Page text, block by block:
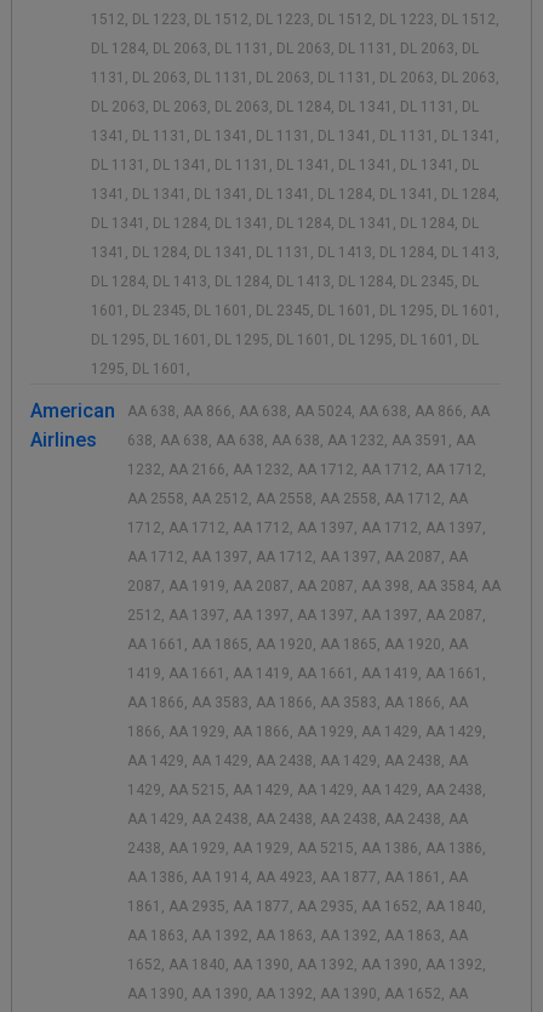
1512, DL 1223, DL 1512, DL 1223, DL 1512, DL 1223, DL 1512,
DL 1284, DL 2063, DL 1131, DL 2063, DL 1131, DL 2063, DL
1131, DL 2063, DL 1131, DL 2063, DL 1131, DL 2063, DL 2063,
DL 2063, DL 2063, DL 2063, DL 1284, DL 1341, DL 1131, DL
1341, DL 1131, DL 1341, DL 1131, DL 1341, DL 1131, DL 1341,
DL 1131, DL 1341, DL 1131, DL 1341, DL 1341, DL 1341, DL
1341, DL 1341, DL 1341, DL 1341, DL 1284, DL 1341, DL 1284,
DL 1341, DL 1284, DL 1341, DL 1284, DL 1341, DL 1284, DL
1341, DL 1284, DL 1341, DL 1131, DL 1413, DL 1284, DL 1413,
DL 1284, DL 1413, DL 1284, DL 1413, DL 1284, DL 2345, DL
1601, DL 2345, DL 1601, DL 2345, DL 1601, DL 1295, DL 1601,
DL 1295, DL 1601, DL 1295, DL 1601, DL 1295, DL 1601, DL
1295, DL 1601,
American
Airlines
AA 638, AA 866, AA 638, AA 5024, AA 638, AA 866, AA
638, AA 638, AA 638, AA 638, AA 1232, AA 3591, AA
1232, AA 2166, AA 1232, AA 1712, AA 1712, AA 1712,
AA 2558, AA 2512, AA 2558, AA 2558, AA 1712, AA
1712, AA 1712, AA 1712, AA 1397, AA 1712, AA 1397,
AA 1712, AA 1397, AA 1712, AA 1397, AA 2087, AA
2087, AA 1919, AA 2087, AA 2087, AA 398, AA 3584, AA
2512, AA 1397, AA 1397, AA 1397, AA 1397, AA 2087,
AA 1661, AA 1865, AA 1920, AA 1865, AA 1920, AA
1419, AA 1661, AA 1419, AA 1661, AA 1419, AA 1661,
AA 1866, AA 3583, AA 1866, AA 3583, AA 1866, AA
1866, AA 1929, AA 1866, AA 1929, AA 1429, AA 1429,
AA 1429, AA 1429, AA 2438, AA 1429, AA 2438, AA
1429, AA 5215, AA 1429, AA 1429, AA 1429, AA 2438,
AA 1429, AA 2438, AA 2438, AA 2438, AA 2438, AA
2438, AA 1929, AA 1929, AA 5215, AA 1386, AA 1386,
AA 1386, AA 1914, AA 4923, AA 1877, AA 1861, AA
1861, AA 2935, AA 1877, AA 2935, AA 1652, AA 1840,
AA 1863, AA 1392, AA 1863, AA 1392, AA 1863, AA
1652, AA 1840, AA 1390, AA 1392, AA 1390, AA 1392,
AA 1390, AA 1390, AA 1392, AA 1390, AA 1652, AA